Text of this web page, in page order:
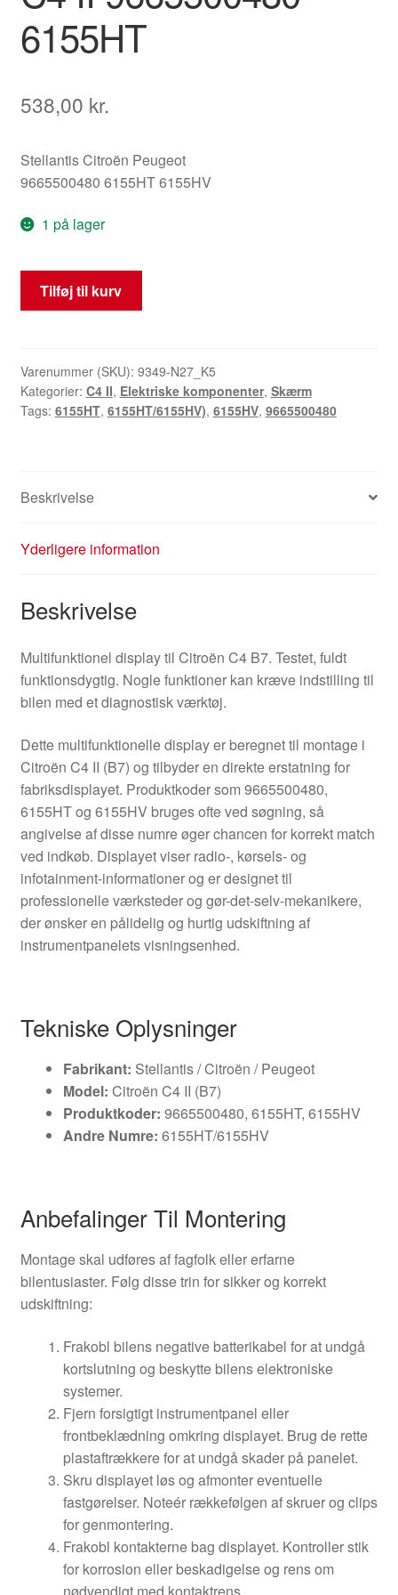
6155HT
538,00 kr.
Stellantis Citroën Peugeot
9665500480 6155HT 6155HV
1 på lager
Display
C4
II
9665500480
Tilføj til kurv
Varenummer (SKU): 9349-N27_K5
Kategorier: C4 II, Elektriske komponenter, Skærm
Tags: 6155HT, 6155HT/6155HV), 6155HV, 9665500480
Beskrivelse
Yderligere information
Beskrivelse
Multifunktionel display til Citroën C4 B7. Testet, fuldt
funktionsdygtig. Nogle funktioner kan kræve indstilling til
bilen med et diagnostisk værktøj.
Dette multifunktionelle display er beregnet til montage i
Citroën C4 II (B7) og tilbyder en direkte erstatning for
fabriksdisplayet. Produktkoder som 9665500480,
6155HT og 6155HV bruges ofte ved søgning, så
angivelse af disse numre øger chancen for korrekt match
ved indkøb. Displayet viser radio-, kørsels- og
infotainment-informationer og er designet til
professionelle værksteder og gør-det-selv-mekanikere,
der ønsker en pålidelig og hurtig udskiftning af
instrumentpanelets visningsenhed.
Tekniske Oplysninger
Fabrikant: Stellantis / Citroën / Peugeot
Model: Citroën C4 II (B7)
Produktkoder: 9665500480, 6155HT, 6155HV
Andre Numre: 6155HT/6155HV
Anbefalinger Til Montering
Montage skal udføres af fagfolk eller erfarne
bilentusiaster. Følg disse trin for sikker og korrekt
udskiftning:
Frakobl bilens negative batterikabel for at undgå
kortslutning og beskytte bilens elektroniske
systemer.
Fjern forsigtigt instrumentpanel eller
frontbeklædning omkring displayet. Brug de rette
plastaftrækkere for at undgå skader på panelet.
Skru displayet løs og afmonter eventuelle
fastgørelser. Noteér rækkefølgen af skruer og clips
for genmontering.
Frakobl kontakterne bag displayet. Kontroller stik
for korrosion eller beskadigelse og rens om
nødvendigt med kontaktrens.